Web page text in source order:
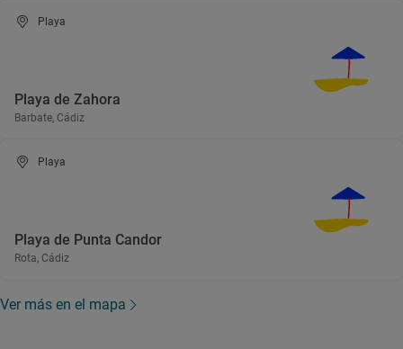
Playa
Playa de Zahora
Barbate, Cádiz
Playa
Playa de Punta Candor
Rota, Cádiz
Ver más en el mapa